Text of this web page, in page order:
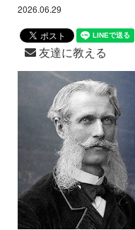
2026.06.29
友達に教える